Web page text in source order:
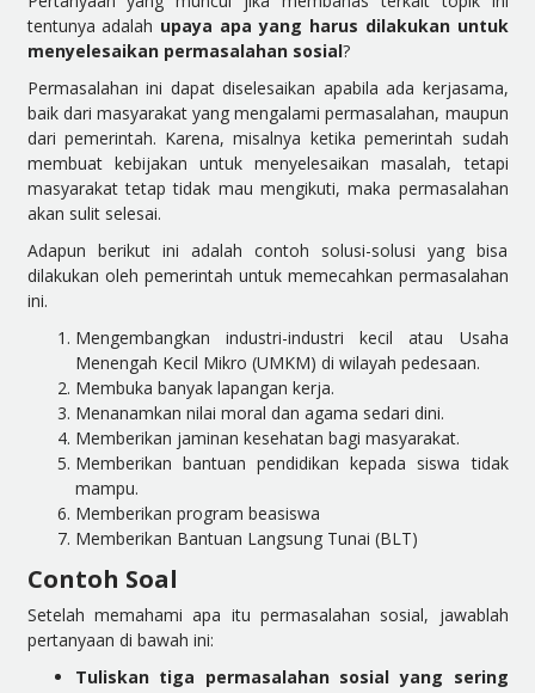
tentunya adalah upaya apa yang harus dilakukan untuk
menyelesaikan permasalahan sosial?
Permasalahan ini dapat diselesaikan apabila ada kerjasama,
baik dari masyarakat yang mengalami permasalahan, maupun
dari pemerintah. Karena, misalnya ketika pemerintah sudah
membuat kebijakan untuk menyelesaikan masalah, tetapi
masyarakat tetap tidak mau mengikuti, maka permasalahan
akan sulit selesai.
Adapun berikut ini adalah contoh solusi-solusi yang bisa
dilakukan oleh pemerintah untuk memecahkan permasalahan
ini.
Mengembangkan industri-industri kecil atau Usaha
Menengah Kecil Mikro (UMKM) di wilayah pedesaan.
Membuka banyak lapangan kerja.
Menanamkan nilai moral dan agama sedari dini.
Memberikan jaminan kesehatan bagi masyarakat.
Memberikan bantuan pendidikan kepada siswa tidak
mampu.
Memberikan program beasiswa
Memberikan Bantuan Langsung Tunai (BLT)
Contoh Soal
Setelah memahami apa itu permasalahan sosial, jawablah
pertanyaan di bawah ini:
Tuliskan tiga permasalahan sosial yang sering